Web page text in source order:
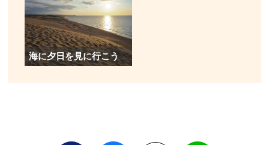
海に夕日を見に行こう